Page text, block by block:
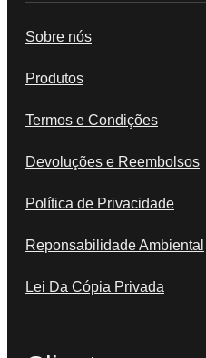
Sobre nós
Produtos
Termos e Condições
Devoluções e Reembolsos
Política de Privacidade
Reponsabilidade Ambiental
Lei Da Cópia Privada